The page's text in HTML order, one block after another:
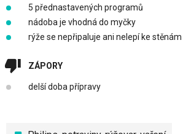
5 přednastavených programů
nádoba je vhodná do myčky
rýže se nepřipaluje ani nelepí ke stěnám
ZÁPORY
delší doba přípravy